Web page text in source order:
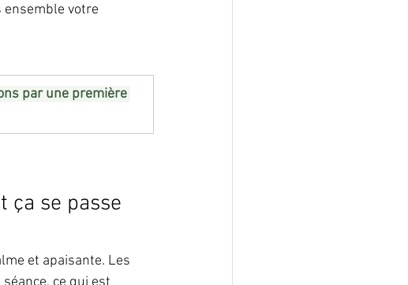
ensemble votre
par une première
ça se passe
et apaisante. Les